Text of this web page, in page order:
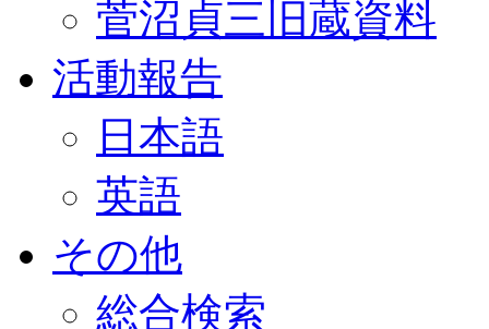
菅沼貞三旧蔵資料
活動報告
日本語
英語
その他
総合検索